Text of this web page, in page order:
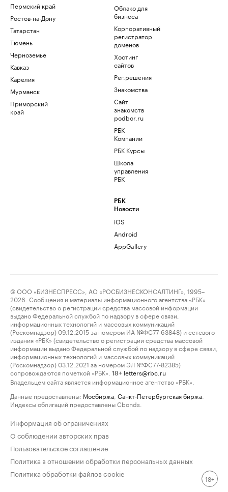
Пермский край
Ростов-на-Дону
Татарстан
Тюмень
Черноземье
Кавказ
Карелия
Мурманск
Приморский
край
Облако для
бизнеса
Корпоративный
регистратор
доменов
Хостинг
сайтов
Рег.решения
Знакомства
Сайт
знакомств
podbor.ru
РБК
Компании
РБК Курсы
Школа
управления
РБК
РБК
Новости
iOS
Android
AppGallery
© ООО «БИЗНЕСПРЕСС», АО «РОСБИЗНЕСКОНСАЛТИНГ», 1995–
2026. Сообщения и материалы информационного агентства «РБК»
(свидетельство о регистрации средства массовой информации
выдано Федеральной службой по надзору в сфере связи,
информационных технологий и массовых коммуникаций
(Роскомнадзор) 09.12.2015 за номером ИА №ФС77-63848) и сетевого
издания «РБК» (свидетельство о регистрации средства массовой
информации выдано Федеральной службой по надзору в сфере связи,
информационных технологий и массовых коммуникаций
(Роскомнадзор) 03.12.2021 за номером ЭЛ №ФС77-82385)
сопровождаются пометкой «РБК».
18+ letters@rbc.ru
Владельцем сайта является информационное агентство «РБК».
Данные предоставлены: Мосбиржа Санкт-Петербургская биржа
Индексы облигаций предоставлены Cbonds.
Информация об ограничениях
О соблюдении авторских прав
Пользовательское соглашение
Политика в отношении обработки персональных данных
Политика обработки файлов cookie
18+